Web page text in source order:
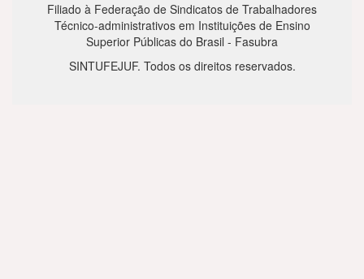
Filiado à Federação de Sindicatos de Trabalhadores
Técnico-administrativos em Instituições de Ensino
Superior Públicas do Brasil - Fasubra
SINTUFEJUF. Todos os direitos reservados.